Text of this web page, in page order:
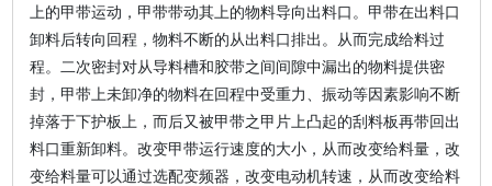
上的甲带运动，甲带带动其上的物料导向出料口。甲带在出料口
卸料后转向回程，物料不断的从出料口排出。从而完成给料过
程。二次密封对从导料槽和胶带之间间隙中漏出的物料提供密
封，甲带上未卸净的物料在回程中受重力、振动等因素影响不断
掉落于下护板上，而后又被甲带之甲片上凸起的刮料板再带回出
料口重新卸料。改变甲带运行速度的大小，从而改变给料量，改
变给料量可以通过选配变频器，改变电动机转速，从而改变给料